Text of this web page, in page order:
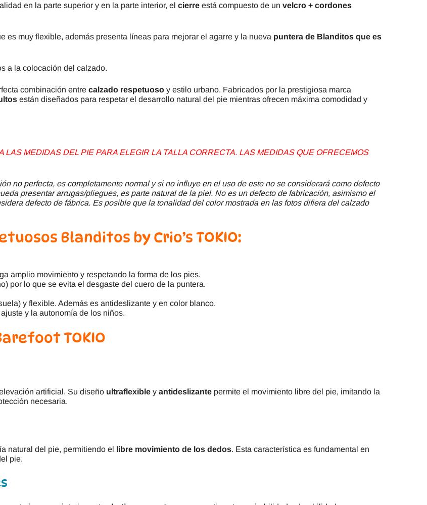
en la parte superior y en la parte interior, el cierre está compuesto de un velcro + cordones
es muy flexible, además presenta líneas para mejorar el agarre y la nueva puntera de Blanditos que es
a la colocación del calzado.
combinación entre calzado respetuoso y estilo urbano. Fabricados por la prestigiosa marca
están diseñados para respetar el desarrollo natural del pie mientras ofrecen máxima comodidad y
MEDIDAS DEL PIE PARA ELEGIR LA TALLA CORRECTA. LAS MEDIDAS QUE OFRECEMOS
no perfecta, es completamente normal y si no influye en el uso de este no se considerará como defecto
presentar arrugas/pliegues, es parte natural de la piel. No es un defecto de fabricación, asimismo el
defecto de fábrica. Es posible que la tonalidad del color mostrada en las fotos difiera del calzado
Blanditos by Crio’s TOKIO:
amplio movimiento y respetando la forma de los pies.
por lo que se evita el desgaste del cuero de la puntera.
y flexible. Además es antideslizante y en color blanco.
y la autonomía de los niños.
TOKIO
artificial. Su diseño ultraflexible y antideslizante permite el movimiento libre del pie, imitando la
necesaria.
natural del pie, permitiendo el libre movimiento de los dedos. Esta característica es fundamental en
pie.